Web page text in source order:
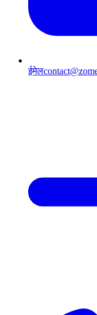
ईमेल